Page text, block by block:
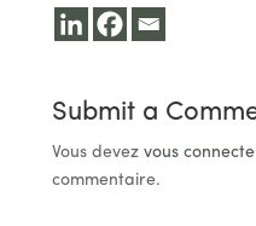
Submit a
Vous devez vous
commentaire.